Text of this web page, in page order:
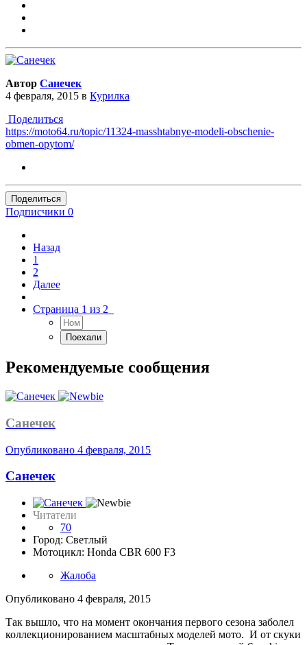
Автор Санечек
4 февраля, 2015 в Курилка
Поделиться
https://moto64.ru/topic/11324-masshtabnye-modeli-obschenie-
obmen-opytom/
Поделиться
Подписчики 0
Назад
1
2
Далее
Страница 1 из 2
Рекомендуемые сообщения
Санечек
Опубликовано 4 февраля, 2015
Санечек
Читатели
70
Город: Светлый
Мотоцикл: Honda CBR 600 F3
Жалоба
Опубликовано 4 февраля, 2015
Так вышло, что на момент окончания первого сезона заболел
коллекционированием масштабных моделей мото. И от скуки